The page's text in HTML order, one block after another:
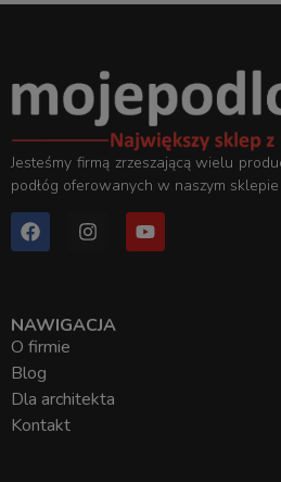
Jesteśmy firmą zrzeszającą wielu
podłóg oferowanych w naszym
NAWIGACJA
O firmie
Blog
Dla architekta
Kontakt